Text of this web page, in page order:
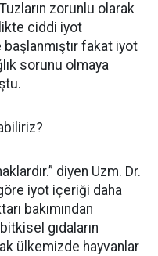
zorunlu olarak
ciddi iyot
fakat iyot
sorunu olmaya
diyen Uzm. Dr.
iyot içeriği daha
bakımından
gıdaların
ülkemizde hayvanlar